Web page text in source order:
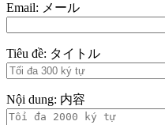
Email: メール
Tiêu đề: タイトル
Nội dung: 内容